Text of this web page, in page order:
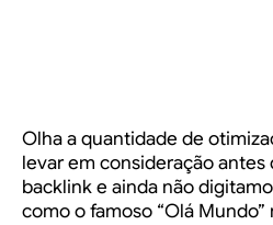
Olha a quantidade de
levar em consideração antes
backlink e ainda não
como o famoso “Olá Mundo”